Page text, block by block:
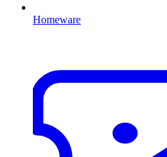
Homeware